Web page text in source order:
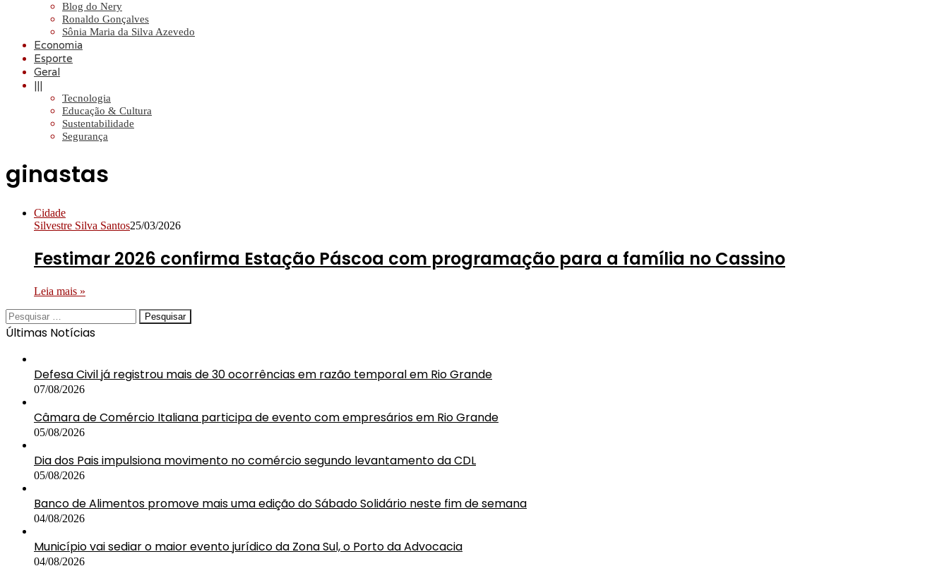
Blog do Nery
Ronaldo Gonçalves
Sônia Maria da Silva Azevedo
Economia
Esporte
Geral
|||
Tecnologia
Educação & Cultura
Sustentabilidade
Segurança
ginastas
Cidade
Silvestre Silva Santos25/03/2026
Festimar 2026 confirma Estação Páscoa com programação para a família no Cassino
Leia mais »
Pesquisar
por:
Últimas Notícias
Defesa Civil já registrou mais de 30 ocorrências em razão temporal em Rio Grande
07/08/2026
Câmara de Comércio Italiana participa de evento com empresários em Rio Grande
05/08/2026
Dia dos Pais impulsiona movimento no comércio segundo levantamento da CDL
05/08/2026
Banco de Alimentos promove mais uma edição do Sábado Solidário neste fim de semana
04/08/2026
Município vai sediar o maior evento jurídico da Zona Sul, o Porto da Advocacia
04/08/2026